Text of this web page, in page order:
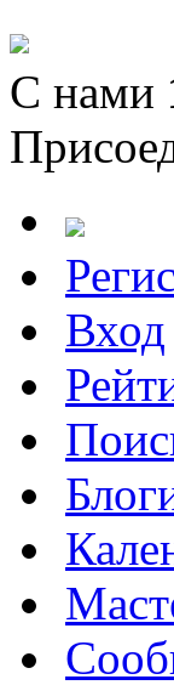
С нами
Вход